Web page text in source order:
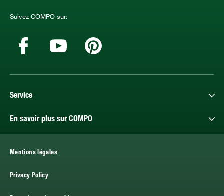
Suivez COMPO sur:
Service
En savoir plus sur COMPO
Mentions légales
Privacy Policy